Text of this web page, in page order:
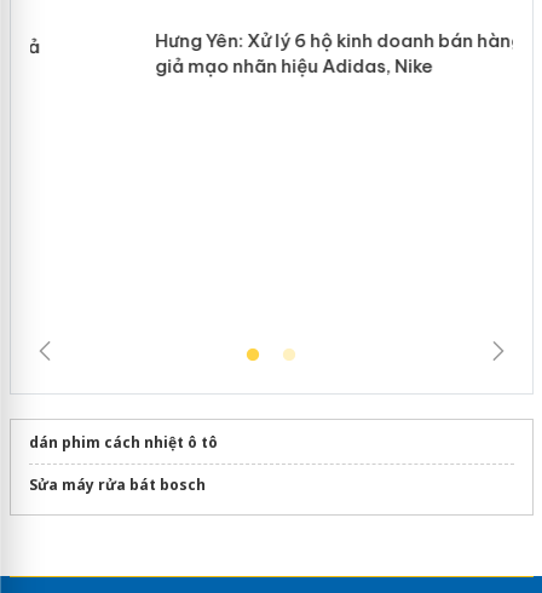
mại trong tháng 7
dán phim cách nhiệt ô tô
Sửa máy rửa bát bosch